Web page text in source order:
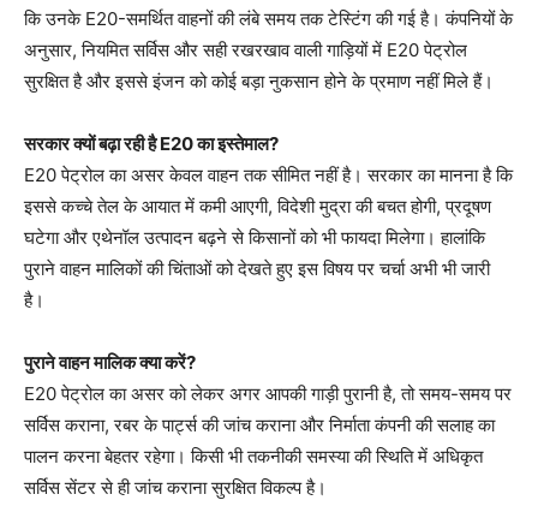
कि उनके E20-समर्थित वाहनों की लंबे समय तक टेस्टिंग की गई है। कंपनियों के
अनुसार, नियमित सर्विस और सही रखरखाव वाली गाड़ियों में E20 पेट्रोल
सुरक्षित है और इससे इंजन को कोई बड़ा नुकसान होने के प्रमाण नहीं मिले हैं।
सरकार क्यों बढ़ा रही है E20 का इस्तेमाल?
E20 पेट्रोल का असर केवल वाहन तक सीमित नहीं है। सरकार का मानना है कि
इससे कच्चे तेल के आयात में कमी आएगी, विदेशी मुद्रा की बचत होगी, प्रदूषण
घटेगा और एथेनॉल उत्पादन बढ़ने से किसानों को भी फायदा मिलेगा। हालांकि
पुराने वाहन मालिकों की चिंताओं को देखते हुए इस विषय पर चर्चा अभी भी जारी
है।
पुराने वाहन मालिक क्या करें?
E20 पेट्रोल का असर को लेकर अगर आपकी गाड़ी पुरानी है, तो समय-समय पर
सर्विस कराना, रबर के पार्ट्स की जांच कराना और निर्माता कंपनी की सलाह का
पालन करना बेहतर रहेगा। किसी भी तकनीकी समस्या की स्थिति में अधिकृत
सर्विस सेंटर से ही जांच कराना सुरक्षित विकल्प है।